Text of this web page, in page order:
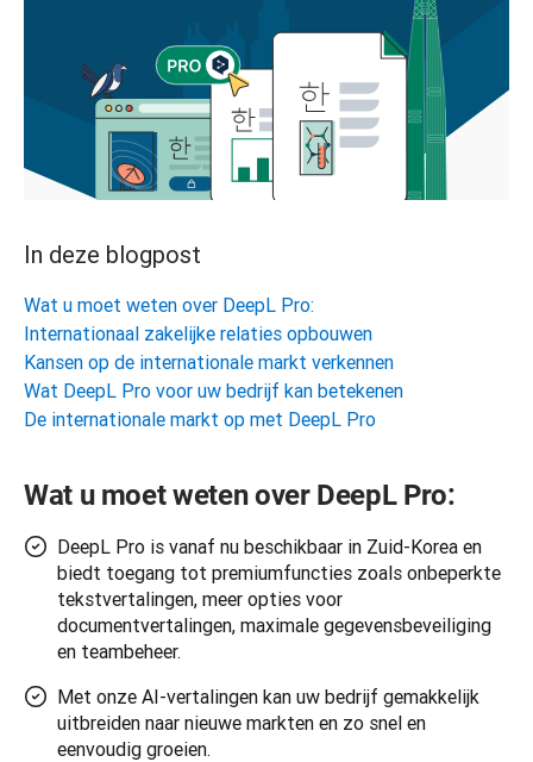
In deze blogpost
Wat u moet weten over DeepL Pro:
Internationaal zakelijke relaties opbouwen
Kansen op de internationale markt verkennen
Wat DeepL Pro voor uw bedrijf kan betekenen
De internationale markt op met DeepL Pro
Wat u moet weten over DeepL Pro:
DeepL Pro is vanaf nu beschikbaar in Zuid-Korea en
biedt toegang tot premiumfuncties zoals onbeperkte
tekstvertalingen, meer opties voor
documentvertalingen, maximale gegevensbeveiliging
en teambeheer.
Met onze AI-vertalingen kan uw bedrijf gemakkelijk
uitbreiden naar nieuwe markten en zo snel en
eenvoudig groeien.